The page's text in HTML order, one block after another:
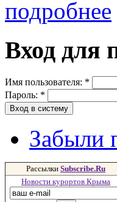
подробнее
Вход для
Имя пользователя: *
Пароль: *
Забыли
Рассылки Subscribe.Ru
Новости курортов Крыма